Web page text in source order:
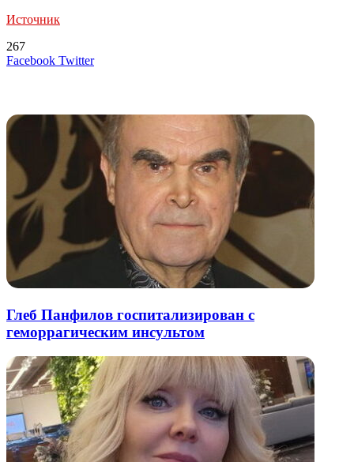
Источник
267
Facebook TwitterLinkedIn
Tumblr
Reddit
Вконтакте
Одноклассники
Skype
Messenger
Messenger
WhatsApp
Telegram
Viber
Line
Поделиться
Печатать
Глеб Панфилов госпитализирован с
геморрагическим инсультом